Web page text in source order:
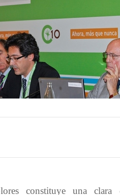
constituye una clara